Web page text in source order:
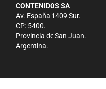
CONTENIDOS SA
Av. España 1409 Sur.
CP: 5400.
Provincia de San Juan.
Argentina.